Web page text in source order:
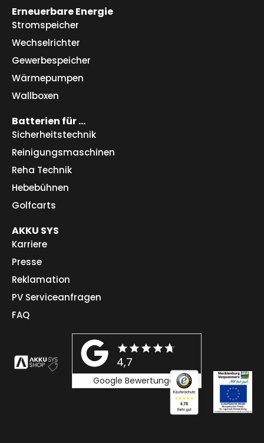
Erneuerbare Energie
Stromspeicher
Wechselrichter
Gewerbespeicher
Wärmepumpen
Wallboxen
Batterien für …
Sicherheitstechnik
Reinigungsmaschinen
Reha Technik
Hebebühnen
Golfcarts
AKKU SYS
Karriere
Presse
Reklamation
PV Serviceanfragen
FAQ
4,7
Google Bewertungen